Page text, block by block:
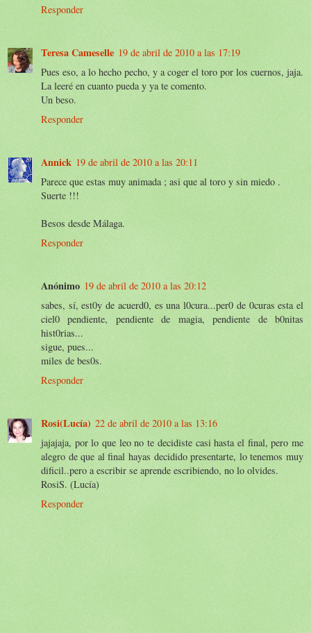
Responder
Teresa Cameselle 19 de abril de 2010 a las 17:19
Pues eso, a lo hecho pecho, y a coger el toro por los cuernos, jaja.
La leeré en cuanto pueda y ya te comento.
Un beso.
Responder
Annick 19 de abril de 2010 a las 20:11
Parece que estas muy animada ; asi que al toro y sin miedo .
Suerte !!!
Besos desde Málaga.
Responder
Anónimo 19 de abril de 2010 a las 20:12
sabes, sí, est0y de acuerd0, es una l0cura...per0 de 0curas esta el
ciel0 pendiente, pendiente de magia, pendiente de b0nitas
hist0rias...
sigue, pues...
miles de bes0s.
Responder
Rosi(Lucía) 22 de abril de 2010 a las 13:16
jajajaja, por lo que leo no te decidiste casi hasta el final, pero me
alegro de que al final hayas decidido presentarte, lo tenemos muy
dificil..pero a escribir se aprende escribiendo, no lo olvides.
RosiS. (Lucía)
Responder